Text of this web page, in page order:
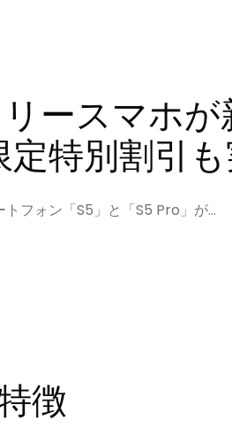
ースマホ
特別割引
フォン「S5」と「S5 Pro」が…
徴